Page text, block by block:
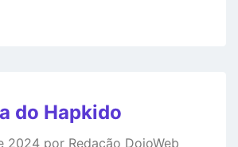
do Hapkido
2024 por Redação DojoWeb